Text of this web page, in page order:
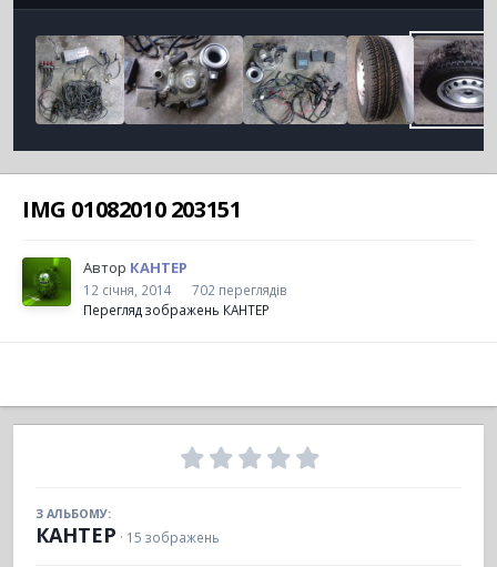
IMG 01082010 203151
Автор КАНТЕР
12 січня, 2014
702 переглядів
Перегляд зображень КАНТЕР
З АЛЬБОМУ:
КАНТЕР · 15 зображень